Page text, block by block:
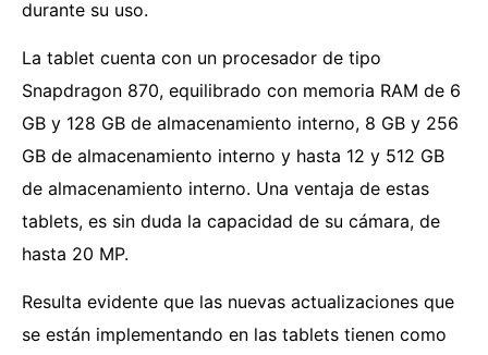
durante su uso.
La tablet cuenta con un procesador de tipo
Snapdragon 870, equilibrado con memoria RAM de 6
GB y 128 GB de almacenamiento interno, 8 GB y 256
GB de almacenamiento interno y hasta 12 y 512 GB
de almacenamiento interno. Una ventaja de estas
tablets, es sin duda la capacidad de su cámara, de
hasta 20 MP.
Resulta evidente que las nuevas actualizaciones que
se están implementando en las tablets tienen como